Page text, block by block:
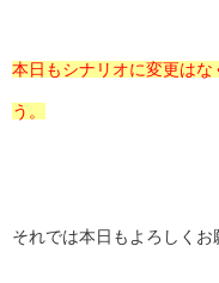
本日もシナリオに変更はな
う。
それでは本日もよろしく